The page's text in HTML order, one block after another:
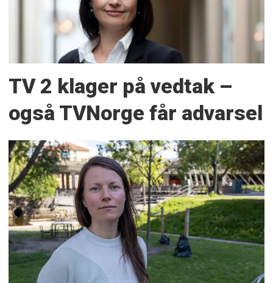
TV 2 klager på vedtak –
også TVNorge får advarsel